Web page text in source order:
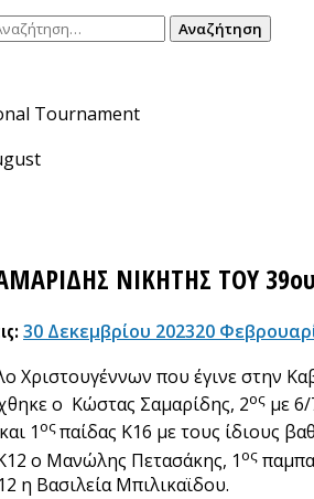
Tournament
ΝΙΚΗΤΗΣ ΤΟΥ
30 Δεκεμβρίου 202320
Χριστουγέννων που έγινε στην
ο Κώστας Σαμαρίδης, 2ος με
και 1οςπαίδας Κ16 με τους ίδιους
ο Μανώλης Πετασάκης, 1ος
η Βασιλεία Μπιλικαϊδου.